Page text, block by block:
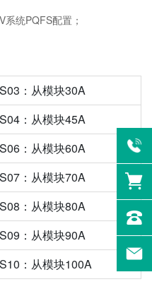
统PQFS配置；
S03：从模块30A
S04：从模块45A
S06：从模块60A
S07：从模块70A
S08：从模块80A
S09：从模块90A
S10：从模块100A